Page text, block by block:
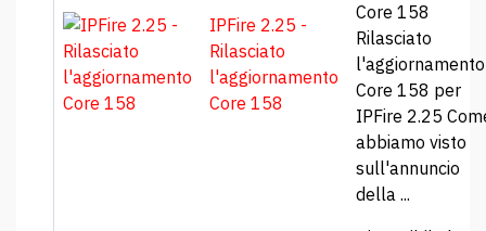
IPFire 2.25 -
Rilasciato
l'aggiornamento
Core 158
Core 158
Rilasciato
l'aggiornamento
Core 158 per
IPFire 2.25
abbiamo visto
sull'annuncio
della ...